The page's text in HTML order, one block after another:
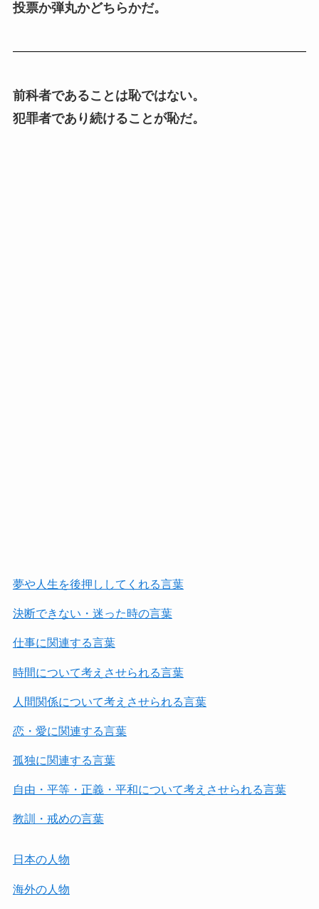
投票か弾丸かどちらかだ。
前科者であることは恥ではない。
犯罪者であり続けることが恥だ。
夢や人生を後押ししてくれる言葉
決断できない・迷った時の言葉
仕事に関連する言葉
時間について考えさせられる言葉
人間関係について考えさせられる言葉
恋・愛に関連する言葉
孤独に関連する言葉
自由・平等・正義・平和について考えさせられる言葉
教訓・戒めの言葉
日本の人物
海外の人物